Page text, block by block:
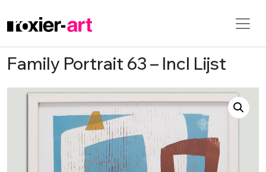
Skip to main content
Family Portrait 63 – Incl Lijst